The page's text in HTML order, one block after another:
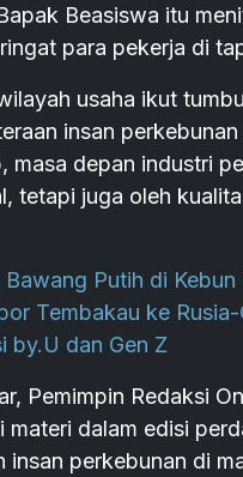
Beasiswa itu
para pekerja di
usaha ikut
insan
masa depan industri
tetapi juga oleh
Putih di Kebun
Tembakau ke
by.U dan Gen Z
Pemimpin Redaksi
dalam edisi
perkebunan di